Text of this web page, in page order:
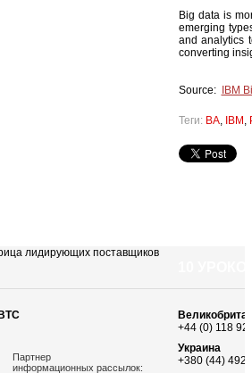
Big data is
emerging
and analytics
converting
Source: IBM
Теги: BA, IBM ,
Партнер
информационных рассылок:
+44 (0) 118
Украина
+380 (44) 492